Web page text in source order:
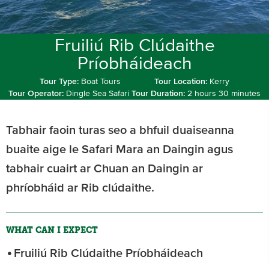
Fruiliú Rib Clúdaithe
Príobháideach
Tour Type: Boat Tours Tour Location: Kerry
Tour Operator: Dingle Sea Safari Tour Duration: 2 hours 30 minutes
Tabhair faoin turas seo a bhfuil duaiseanna
buaite aige le Safari Mara an Daingin agus
tabhair cuairt ar Chuan an Daingin ar
phríobháid ar Rib clúdaithe.
WHAT CAN I EXPECT
Fruiliú Rib Clúdaithe Príobháideach